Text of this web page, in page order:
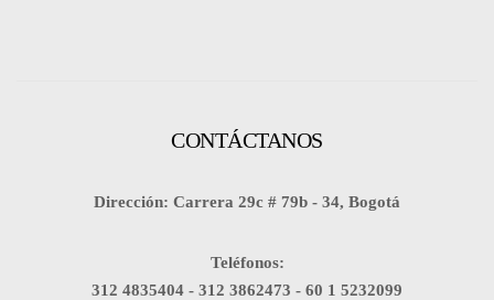
CONTÁCTANOS
Dirección: Carrera 29c # 79b - 34, Bogotá
Teléfonos:
312 4835404 - 312 3862473 - 60 1 5232099